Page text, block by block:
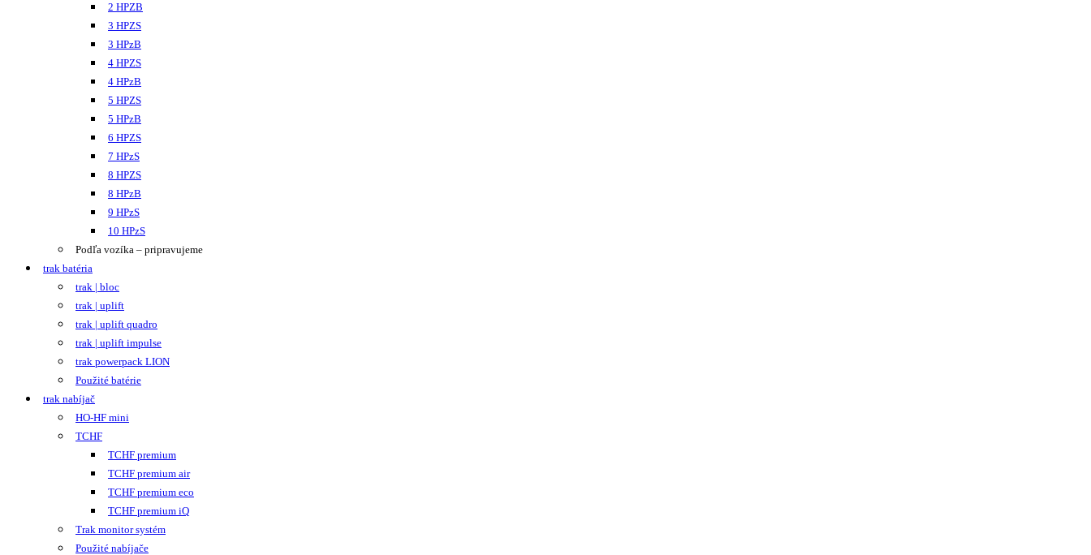
2 HPZB
3 HPZS
3 HPzB
4 HPZS
4 HPzB
5 HPZS
5 HPzB
6 HPZS
7 HPzS
8 HPZS
8 HPzB
9 HPzS
10 HPzS
Podľa vozíka – pripravujeme
trak batéria
trak | bloc
trak | uplift
trak | uplift quadro
trak | uplift impulse
trak powerpack LION
Použité batérie
trak nabíjač
HO-HF mini
TCHF
TCHF premium
TCHF premium air
TCHF premium eco
TCHF premium iQ
Trak monitor systém
Použité nabíjače